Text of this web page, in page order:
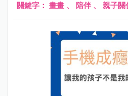
關鍵字： 畫畫 、 陪伴 、 親子關